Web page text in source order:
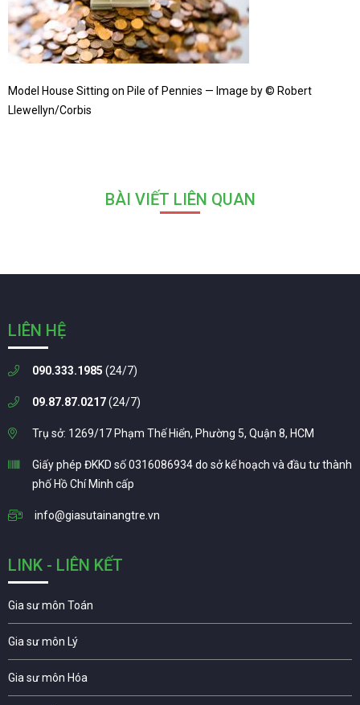
Model House Sitting on Pile of Pennies — Image by © Robert
Llewellyn/Corbis
BÀI VIẾT LIÊN QUAN
LIÊN HỆ
090.333.1985 (24/7)
09.87.87.0217(24/7)
Trụ sở: 1269/17 Phạm Thế Hiển, Phường 5, Quận 8, HCM
Giấy phép ĐKKD số 0316086934 do sở kế hoạch và đầu tư thành
phố Hồ Chí Minh cấp
info@giasutainangtre.vn
LINK - LIÊN KẾT
Gia sư môn Toán
Gia sư môn Lý
Gia sư môn Hóa